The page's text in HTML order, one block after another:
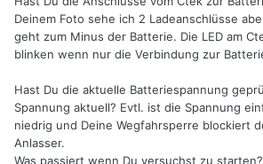
Deinem Foto sehe ich 2 Ladeanschlüsse
geht zum Minus der Batterie. Die LED am
blinken wenn nur die Verbindung zur
Hast Du die aktuelle Batteriespannung
Spannung aktuell? Evtl. ist die Spannung
niedrig und Deine Wegfahrsperre blockiert
Anlasser.
Was passiert wenn Du versuchst zu